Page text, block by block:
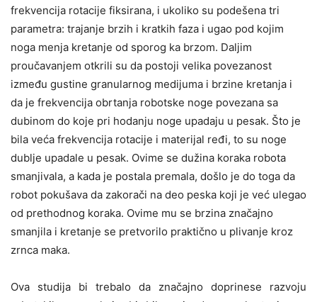
frekvencija rotacije fiksirana, i ukoliko su podešena tri
parametra: trajanje brzih i kratkih faza i ugao pod kojim
noga menja kretanje od sporog ka brzom. Daljim
proučavanjem otkrili su da postoji velika povezanost
između gustine granularnog medijuma i brzine kretanja i
da je frekvencija obrtanja robotske noge povezana sa
dubinom do koje pri hodanju noge upadaju u pesak. Što je
bila veća frekvencija rotacije i materijal ređi, to su noge
dublje upadale u pesak. Ovime se dužina koraka robota
smanjivala, a kada je postala premala, došlo je do toga da
robot pokušava da zakorači na deo peska koji je već ulegao
od prethodnog koraka. Ovime mu se brzina značajno
smanjila i kretanje se pretvorilo praktično u plivanje kroz
zrnca maka.
Ova studija bi trebalo da značajno doprinese razvoju